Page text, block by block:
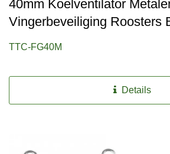
40mm Koelventilator
Vingerbeveiliging Roosters
TTC-FG40M
Details